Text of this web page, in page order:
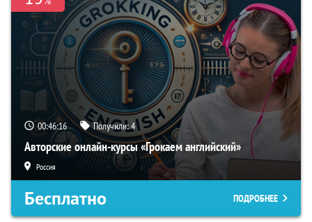
00:46:15 Получили:4
Авторские онлайн-курсы «Грокаем английский»
Россия
Бесплатно ПОДРОБНЕЕ